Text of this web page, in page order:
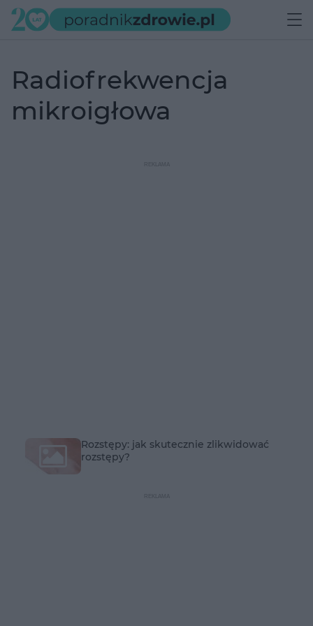
radiofrekwencja
mikroigłowa
Rozstępy: jak skutecznie zlikwidować
rozstępy?